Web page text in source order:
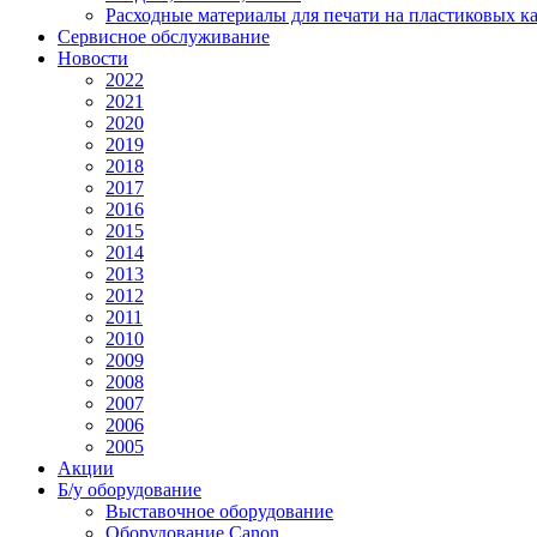
Расходные материалы для печати на пластиковых
Сервисное обслуживание
Новости
2022
2021
2020
2019
2018
2017
2016
2015
2014
2013
2012
2011
2010
2009
2008
2007
2006
2005
Акции
Б/у оборудование
Выставочное оборудование
Оборудование Canon